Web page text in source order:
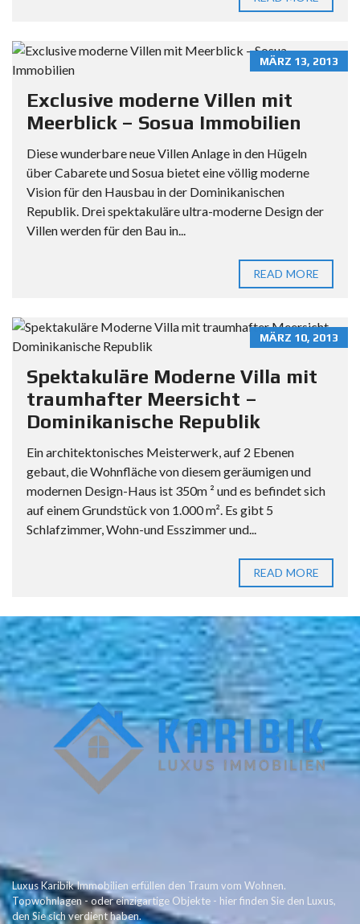
MÄRZ 13, 2013
Exclusive moderne Villen mit
Meerblick – Sosua Immobilien
Diese wunderbare neue Villen Anlage in den Hügeln
über Cabarete und Sosua bietet eine völlig moderne
Vision für den Hausbau in der Dominikanischen
Republik. Drei spektakuläre ultra-moderne Design der
Villen werden für den Bau in...
READ MORE
MÄRZ 10, 2013
Spektakuläre Moderne Villa mit
traumhafter Meersicht –
Dominikanische Republik
Ein architektonisches Meisterwerk, auf 2 Ebenen
gebaut, die Wohnfläche von diesem geräumigen und
modernen Design-Haus ist 350m ² und es befindet sich
auf einem Grundstück von 1.000 m². Es gibt 5
Schlafzimmer, Wohn-und Esszimmer und...
READ MORE
Luxus Karibik Immobilien erfüllen den Traum vom Wohnen.
Topwohnlagen - oder einzigartige Objekte - hier finden Sie den Luxus,
den Sie sich verdient haben.